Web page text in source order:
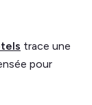
trace une
pour